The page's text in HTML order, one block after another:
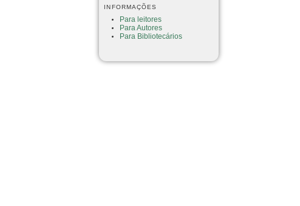
INFORMAÇÕES
Para leitores
Para Autores
Para Bibliotecários